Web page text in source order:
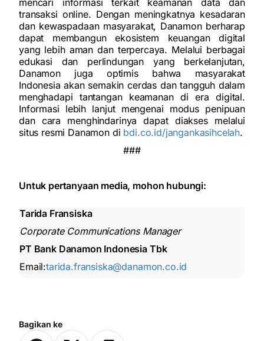
Bagikan ke
mencari informasi terkait keamanan data dan
transaksi online. Dengan meningkatnya kesadaran
dan kewaspadaan masyarakat, Danamon berharap
dapat membangun ekosistem keuangan digital
yang lebih aman dan terpercaya. Melalui berbagai
edukasi dan perlindungan yang berkelanjutan,
Danamon juga optimis bahwa masyarakat
Indonesia akan semakin cerdas dan tangguh dalam
menghadapi tantangan keamanan di era digital.
Informasi lebih lanjut mengenai modus penipuan
dan cara menghindarinya dapat diakses melalui
situs resmi Danamon di bdi.co.id/jangankasihcelah.
###
Untuk pertanyaan media, mohon hubungi:
Tarida Fransiska
Corporate Communications Manager
PT Bank Danamon Indonesia Tbk
Email:tarida.fransiska@danamon.co.id